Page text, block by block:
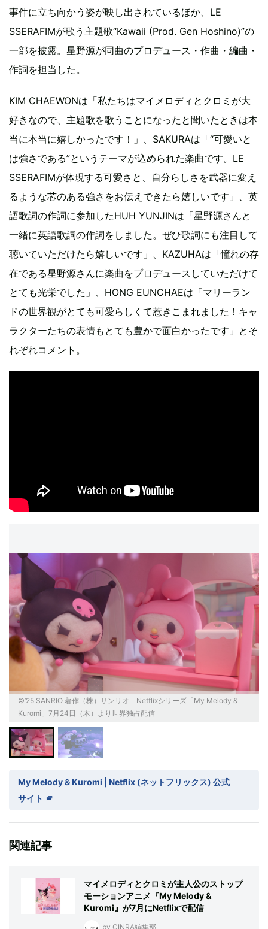
事件に立ち向かう姿が映し出されているほか、LE
SSERAFIMが歌う主題歌“Kawaii (Prod. Gen Hoshino)”の
一部を披露。星野源が同曲のプロデュース・作曲・編曲・
作詞を担当した。
KIM CHAEWONは「私たちはマイメロディとクロミが大
好きなので、主題歌を歌うことになったと聞いたときは本
当に本当に嬉しかったです！」、SAKURAは「“可愛いと
は強さである”というテーマが込められた楽曲です。LE
SSERAFIMが体現する可愛さと、自分らしさを武器に変え
るような芯のある強さをお伝えできたら嬉しいです」、英
語歌詞の作詞に参加したHUH YUNJINは「星野源さんと
一緒に英語歌詞の作詞をしました。ぜひ歌詞にも注目して
聴いていただけたら嬉しいです」、KAZUHAは「憧れの存
在である星野源さんに楽曲をプロデュースしていただけて
とても光栄でした」、HONG EUNCHAEは「マリーラン
ドの世界観がとても可愛らしくて惹きこまれました！キャ
ラクターたちの表情もとても豊かで面白かったです」とそ
れぞれコメント。
©’25 SANRIO 著作（株）サンリオ Netflixシリーズ「My Melody &
Kuromi」7月24日（木）より世界独占配信
My Melody & Kuromi | Netflix ( ネ ッ ト フ リ ッ ク ス ) 公 式
サ イ ト
関連記事
マイメロディとクロミが主人公のストップ
モーションアニメ『My Melody &
Kuromi』が7月にNetflixで配信
by CINRA編集部